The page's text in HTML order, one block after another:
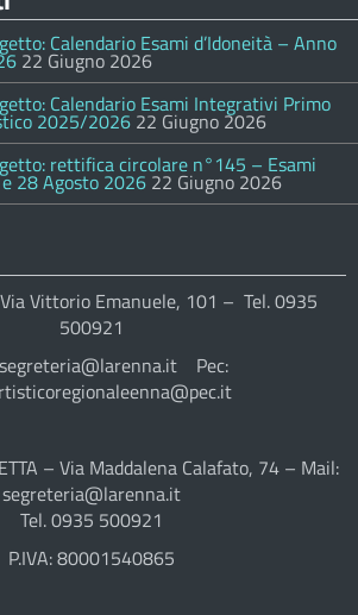
Calendario Esami d’Idoneità – Anno
22 Giugno 2026
Calendario Esami Integrativi Primo
2025/2026 22 Giugno 2026
rettifica circolare n°145 – Esami
28 Agosto 2026 22 Giugno 2026
Vittorio Emanuele, 101 – Tel. 0935
500921
Pec:
– Via Maddalena Calafato, 74 – Mail:
segreteria@larenna.it
Tel. 0935 500921
P.IVA: 80001540865